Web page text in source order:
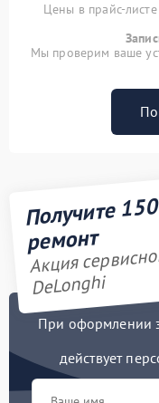
Цены в прайс-
Мы проверим ваше
Получите
ремонт
Акция
DeLonghi
При оформлении
действует